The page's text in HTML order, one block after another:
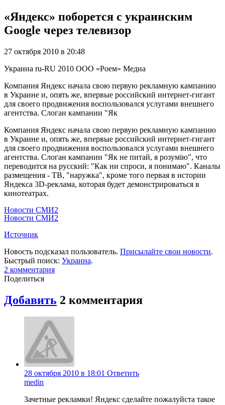
«Яндекс» поборется с украинским
Google через телевизор
27 октября 2010 в 20:48
Украина ru-RU 2010 ООО «Роем» Медиа
Компания Яндекс начала свою первую рекламную кампанию
в Украине и, опять же, впервые российский интернет-гигант
для своего продвижения воспользовался услугами внешнего
агентства. Слоган кампании "Як
Компания Яндекс начала свою первую рекламную кампанию
в Украине и, опять же, впервые российский интернет-гигант
для своего продвижения воспользовался услугами внешнего
агентства. Слоган кампании "Як не питай, я розумiю", что
переводится на русский: "Как ни спроси, я понимаю". Каналы
размещения - ТВ, "наружка", кроме того первая в истории
Яндекса 3D-реклама, которая будет демонстрироваться в
кинотеатрах.
Новости СМИ2
Новости СМИ2
Источник
Новость подсказал пользователь. Присылайте свои новости.
Быстрый поиск: Украина.
2 комментария
Поделиться
Добавить 2 комментария
28 октября 2010 в 18:01 Ответить
medin
Зачетные рекламки! Яндекс сделайте пожалуйста такое